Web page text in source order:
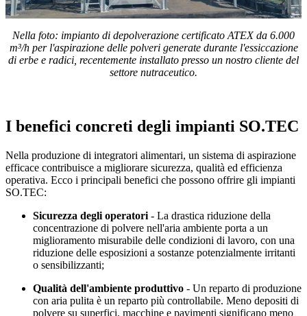
Nella foto: impianto di depolverazione certificato ATEX da 6.000
m³/h per l'aspirazione delle polveri generate durante l'essiccazione
di erbe e radici, recentemente installato presso un nostro cliente del
settore nutraceutico.
I benefici concreti degli impianti SO.TEC
Nella produzione di integratori alimentari, un sistema di aspirazione
efficace contribuisce a migliorare sicurezza, qualità ed efficienza
operativa. Ecco i principali benefici che possono offrire gli impianti
SO.TEC:
Sicurezza degli operatori - La drastica riduzione della
concentrazione di polvere nell'aria ambiente porta a un
miglioramento misurabile delle condizioni di lavoro, con una
riduzione delle esposizioni a sostanze potenzialmente irritanti
o sensibilizzanti;
Qualità dell'ambiente produttivo - Un reparto di produzione
con aria pulita è un reparto più controllabile. Meno depositi di
polvere su superfici, macchine e pavimenti significano meno